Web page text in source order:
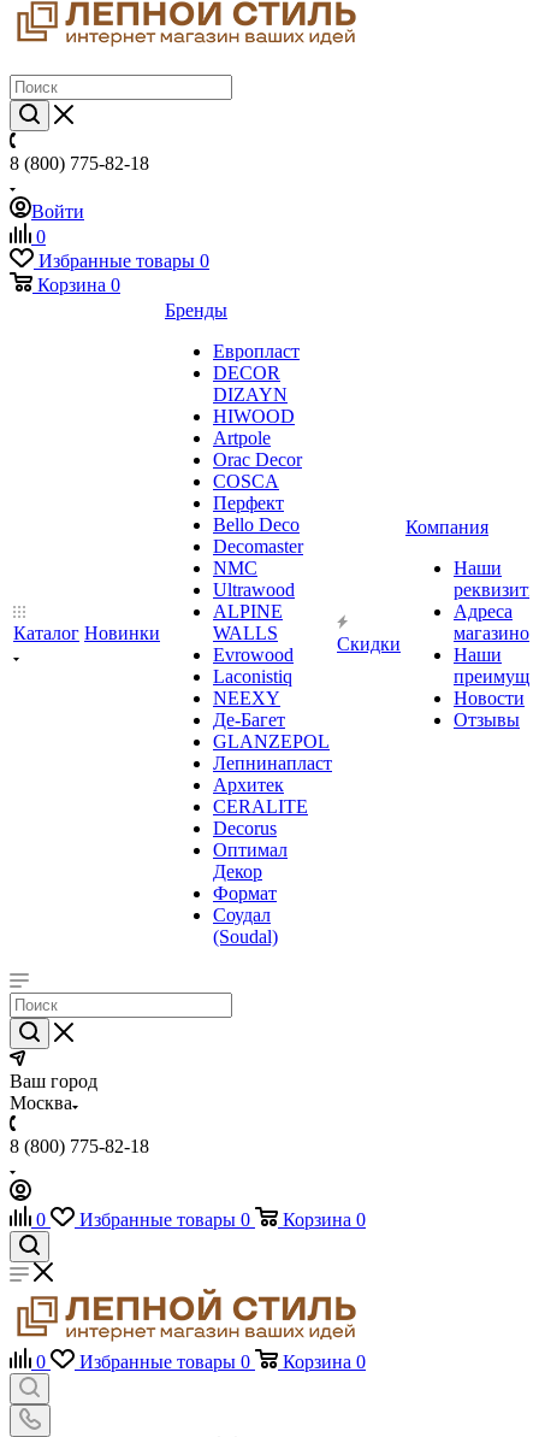
8 (800) 775-82-18
Войти
0
Избранные товары 0
Корзина 0
Каталог Новинки
Бренды
Европласт
DECOR
DIZAYN
HIWOOD
Artpole
Orac Decor
COSCA
Перфект
Bello Deco
Decomaster
NMС
Ultrawood
ALPINE
WALLS
Evrowood
Laconistiq
NEEXY
Де-Багет
GLANZEPOL
Лепнинапласт
Архитек
CERALITE
Decorus
Оптимал
Декор
Формат
Соудал
(Soudal)
Скидки
Компания
Наши
Адреса
магазинов
Наши
Новости
Отзывы
Ваш город
Москва
8 (800) 775-82-18
0 Избранные товары 0 Корзина 0
0 Избранные товары 0 Корзина 0